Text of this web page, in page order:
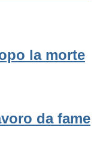
la morte
da fame